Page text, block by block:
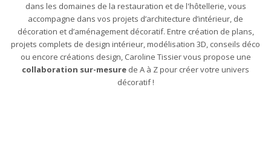
dans les domaines de la restauration et de l'hôtellerie, vous
accompagne dans vos projets d’architecture d’intérieur, de
décoration et d’aménagement décoratif. Entre création de plans,
projets complets de design intérieur, modélisation 3D, conseils déco
ou encore créations design, Caroline Tissier vous propose une
collaboration sur-mesure de A à Z pour créer votre univers
décoratif !